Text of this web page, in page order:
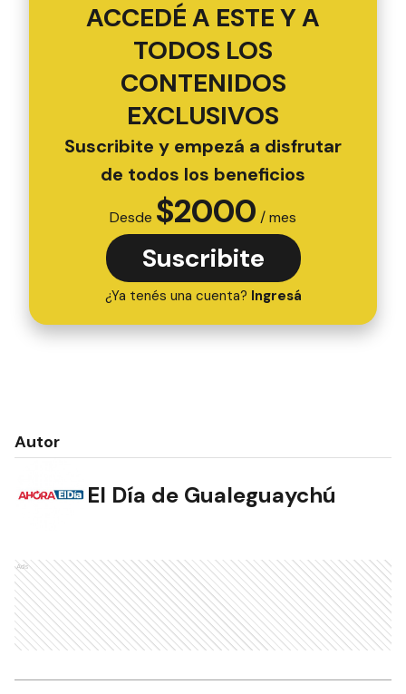
ACCEDÉ A ESTE Y A
TODOS LOS
CONTENIDOS
EXCLUSIVOS
Suscribite y empezá a disfrutar
de todos los beneficios
Desde $2000 / mes
Suscribite
¿Ya tenés una cuenta? Ingresá
Autor
El Día de Gualeguaychú
Ads